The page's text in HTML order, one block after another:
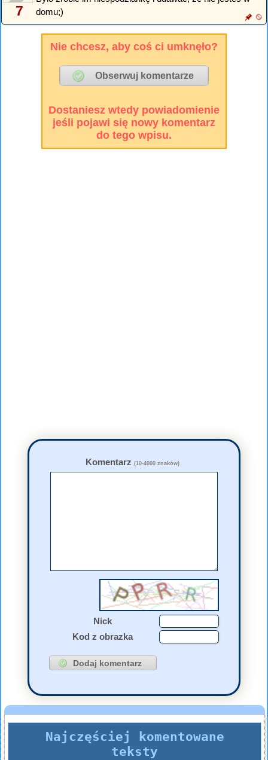
7
domu;)
Nie chcesz, aby coś ci umknęło?
Dostaniesz wtedy powiadomienie
jeśli pojawi się nowy komentarz
do tego wpisu.
Komentarz (10-4000 znaków)
Nick
Kod z obrazka
Najczęściej komentowane
teksty